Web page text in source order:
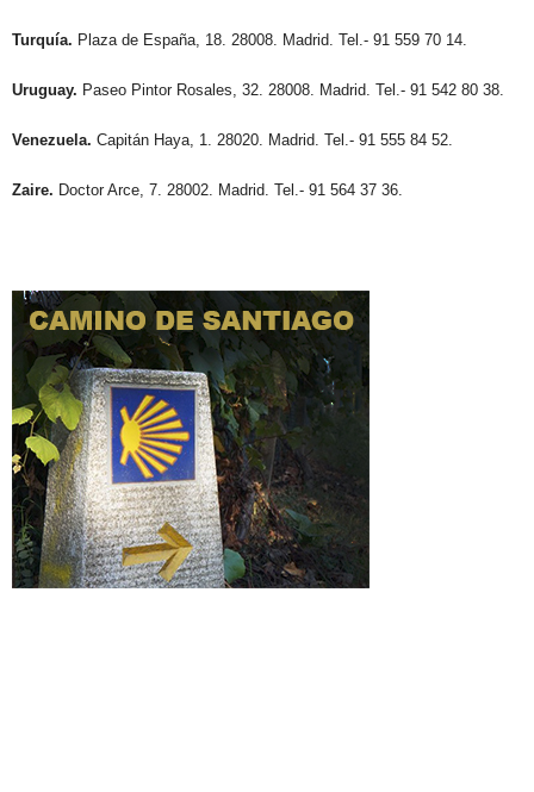
Turquía. Plaza de España, 18. 28008. Madrid. Tel.- 91 559 70 14.
Uruguay. Paseo Pintor Rosales, 32. 28008. Madrid. Tel.- 91 542 80 38.
Venezuela. Capitán Haya, 1. 28020. Madrid. Tel.- 91 555 84 52.
Zaire. Doctor Arce, 7. 28002. Madrid. Tel.- 91 564 37 36.